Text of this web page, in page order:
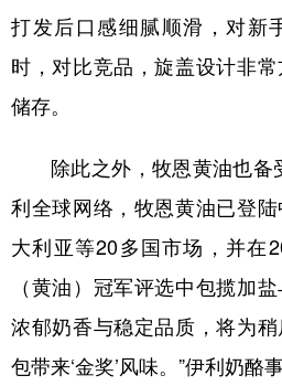
打发后口感细腻顺滑，对新
时，对比竞品，旋盖设计非
储存。
除此之外，牧恩黄油也备
利全球网络，牧恩黄油已登
大利亚等20多国市场，并在
（黄油）冠军评选中包揽加
浓郁奶香与稳定品质，将为
包带来‘金奖’风味。”伊利奶酪